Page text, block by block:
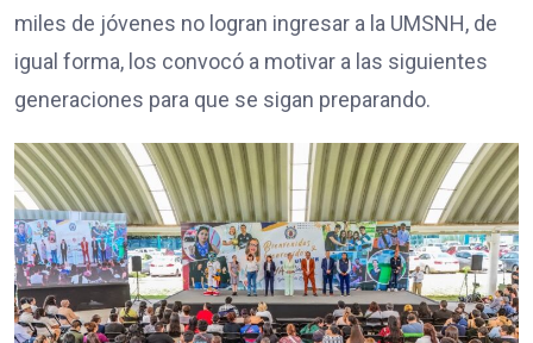
miles de jóvenes no logran ingresar a la UMSNH, de
igual forma, los convocó a motivar a las siguientes
generaciones para que se sigan preparando.